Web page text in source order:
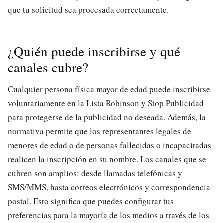
que tu solicitud sea procesada correctamente.
¿Quién puede inscribirse y qué
canales cubre?
Cualquier persona física mayor de edad puede inscribirse
voluntariamente en la Lista Robinson y Stop Publicidad
para protegerse de la publicidad no deseada. Además, la
normativa permite que los representantes legales de
menores de edad o de personas fallecidas o incapacitadas
realicen la inscripción en su nombre. Los canales que se
cubren son amplios: desde llamadas telefónicas y
SMS/MMS, hasta correos electrónicos y correspondencia
postal. Esto significa que puedes configurar tus
preferencias para la mayoría de los medios a través de los